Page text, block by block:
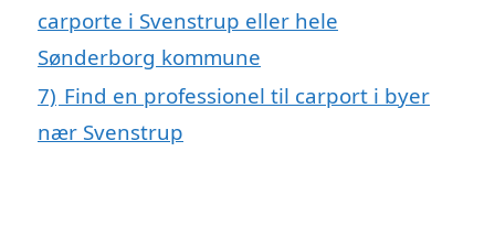
carporte i Svenstrup eller hele
Sønderborg kommune
7) Find en professionel til carport i byer
nær Svenstrup